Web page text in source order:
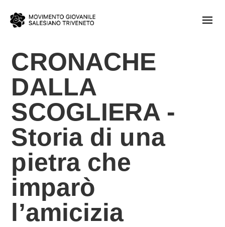
CRONACHE
DALLA
SCOGLIERA -
Storia di una
pietra che
imparò
l’amicizia